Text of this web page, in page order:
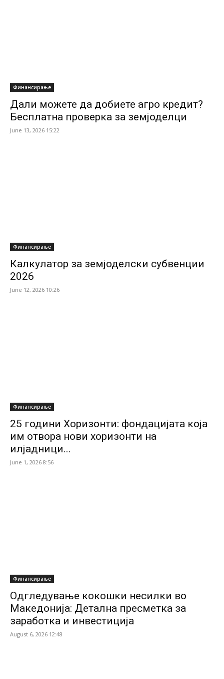
Финансирање
Дали можете да добиете агро кредит?
Бесплатна проверка за земјоделци
June 13, 2026 15:22
Финансирање
Калкулатор за земјоделски субвенции
2026
June 12, 2026 10:26
Финансирање
25 години Хоризонти: фондацијата која
им отвора нови хоризонти на
илјадници...
June 1, 2026 8:56
Финансирање
Одгледување кокошки несилки во
Македонија: Детална пресметка за
заработка и инвестиција
August 6, 2026 12:48